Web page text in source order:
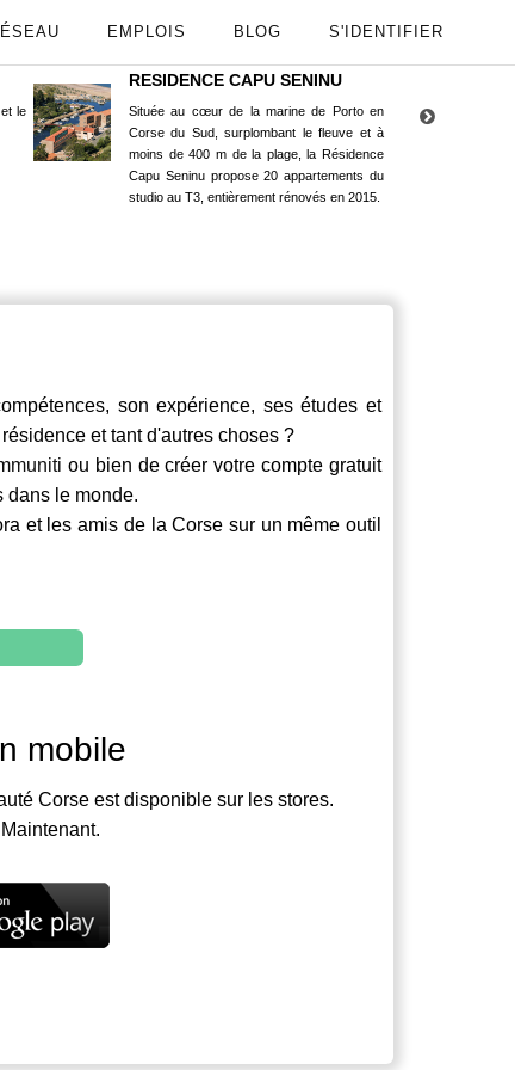
EMPLOIS BLOG S'IDENTIFIER
le
RESIDENCE CAPU SENINU
Située au cœur de la marine de Porto en
Corse du Sud, surplombant le fleuve et à
moins de 400 m de la plage, la Résidence
Capu Seninu propose 20 appartements du
studio au T3, entièrement rénovés en 2015.
son expérience, ses études et
et tant d'autres choses ?
ou bien de créer votre compte gratuit
dans le monde.
et les amis de la Corse sur un même outil
mobile
Corse est disponible sur les stores.